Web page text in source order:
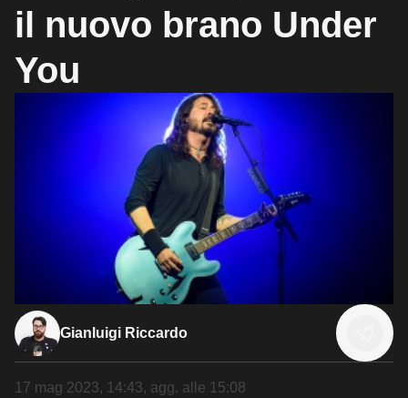
il nuovo brano Under
You
Gianluigi Riccardo
17 mag 2023, 14:43, agg. alle 15:08